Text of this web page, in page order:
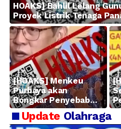
HOAKS] Bahlil Lelang
Proyek Listrik Tenaga
[HOAKS] Menkeu
Purbaya akan
Bongkar Penyebab
Kerugian BUMN
Update Olahraga